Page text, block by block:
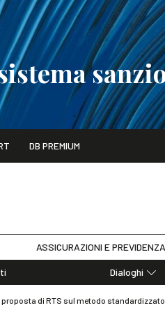
/ 1° Ottobre
DB PREMIUM
ASSICURAZIONI E PREVIDENZA
Dialoghi
proposta di RTS sul metodo